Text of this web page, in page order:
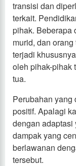
transisi dan
terkait.
pihak. Beberapa
murid, dan
terjadi
oleh pihak-pihak
tua.
Perubahan
positif. Apalagi
dengan adaptasi
dampak yang
berlawanan
tersebut.